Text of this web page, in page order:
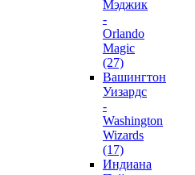
Мэджик
-
Orlando
Magic
(27)
Вашингтон
Уизардс
-
Washington
Wizards
(17)
Индиана